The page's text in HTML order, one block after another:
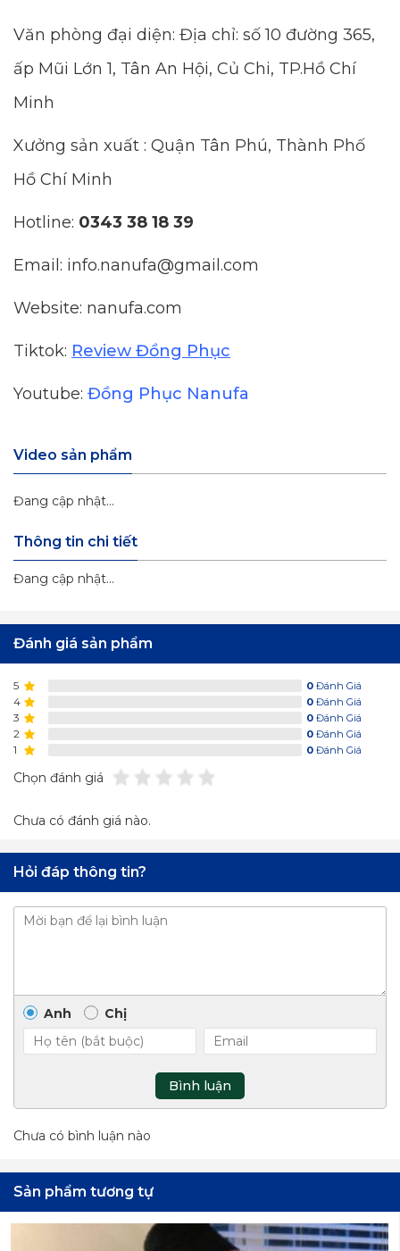
Văn phòng đại diện: Địa chỉ: số 10 đường 365,
ấp Mũi Lớn 1, Tân An Hội, Củ Chi, TP.Hồ Chí
Minh
Xưởng sản xuất : Quận Tân Phú, Thành Phố
Hồ Chí Minh
Hotline: 0343 38 18 39
Email: info.nanufa@gmail.com
Website: nanufa.com
Tiktok: Review Đồng Phục
Youtube: Đồng Phục Nanufa
Video sản phẩm
Đang cập nhật...
Thông tin chi tiết
Đang cập nhật...
Đánh giá sản phẩm
5 0 Đánh Giá
4 0 Đánh Giá
3 0 Đánh Giá
2 0 Đánh Giá
1 0 Đánh Giá
Chọn đánh giá
Chưa có đánh giá nào.
Hỏi đáp thông tin?
Anh Chị
Bình luận
Chưa có bình luận nào
Sản phẩm tương tự